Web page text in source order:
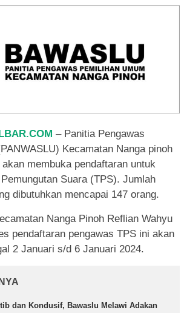
– Panitia Pengawas
Kecamatan Nanga pinoh
membuka pendaftaran untuk
Suara (TPS). Jumlah
dibutuhkan mencapai 147 orang.
Nanga Pinoh Reflian Wahyu
pendaftaran pengawas TPS ini akan
2 Januari s/d 6 Januari 2024.
dan Kondusif, Bawaslu Melawi Adakan